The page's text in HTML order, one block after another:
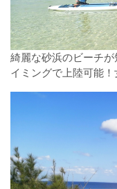
綺麗な砂浜のビーチ
イミングで上陸可能！